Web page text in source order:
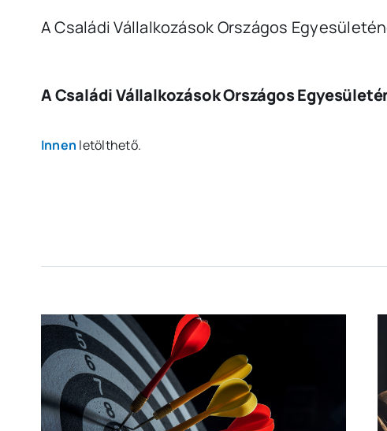
A Családi Vállalkozások Országos
A Családi Vállalkozások Országos
Innen letölthető.